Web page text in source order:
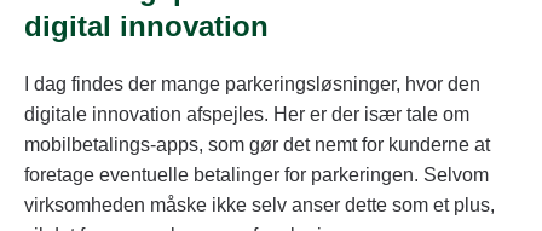
digital innovation
I dag findes der mange parkeringsløsninger, hvor den
digitale innovation afspejles. Her er der især tale om
mobilbetalings-apps, som gør det nemt for kunderne at
foretage eventuelle betalinger for parkeringen. Selvom
virksomheden måske ikke selv anser dette som et plus,